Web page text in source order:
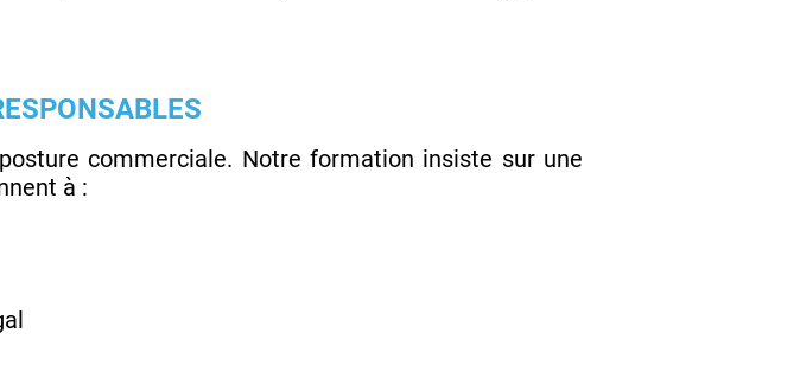
commerciale. Notre formation insiste sur une
à :